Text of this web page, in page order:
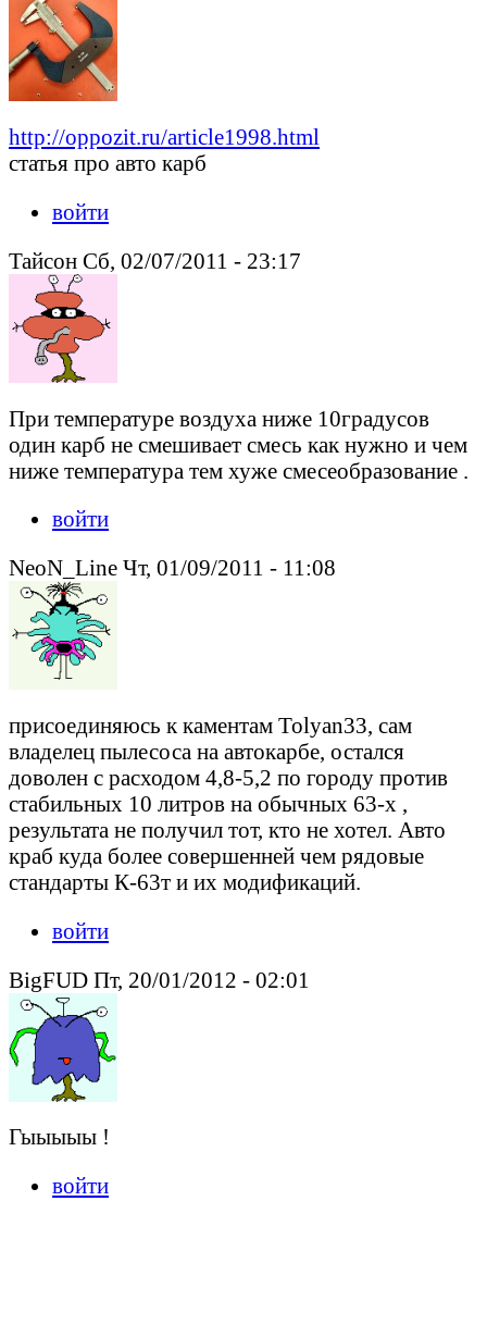
http://oppozit.ru/article1998.html
статья про авто карб
войти
Тайсон Сб, 02/07/2011 - 23:17
При температуре воздуха ниже 10градусов
один карб не смешивает смесь как нужно и чем
ниже температура тем хуже смесеобразование .
войти
NeoN_Line Чт, 01/09/2011 - 11:08
присоединяюсь к каментам Tolyan33, сам
владелец пылесоса на автокарбе, остался
доволен с расходом 4,8-5,2 по городу против
стабильных 10 литров на обычных 63-х ,
результата не получил тот, кто не хотел. Авто
краб куда более совершенней чем рядовые
стандарты К-63т и их модификаций.
войти
BigFUD Пт, 20/01/2012 - 02:01
Гыыыыы !
войти